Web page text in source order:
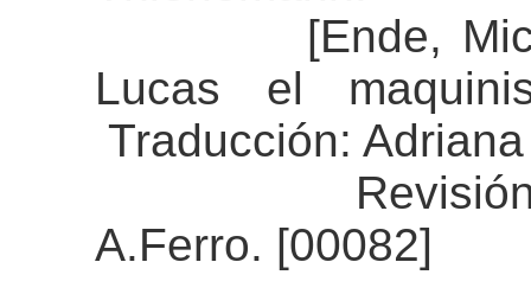
[Ende,
Lucas el
Traducción:
Revisión del
A.Ferro. [00082]